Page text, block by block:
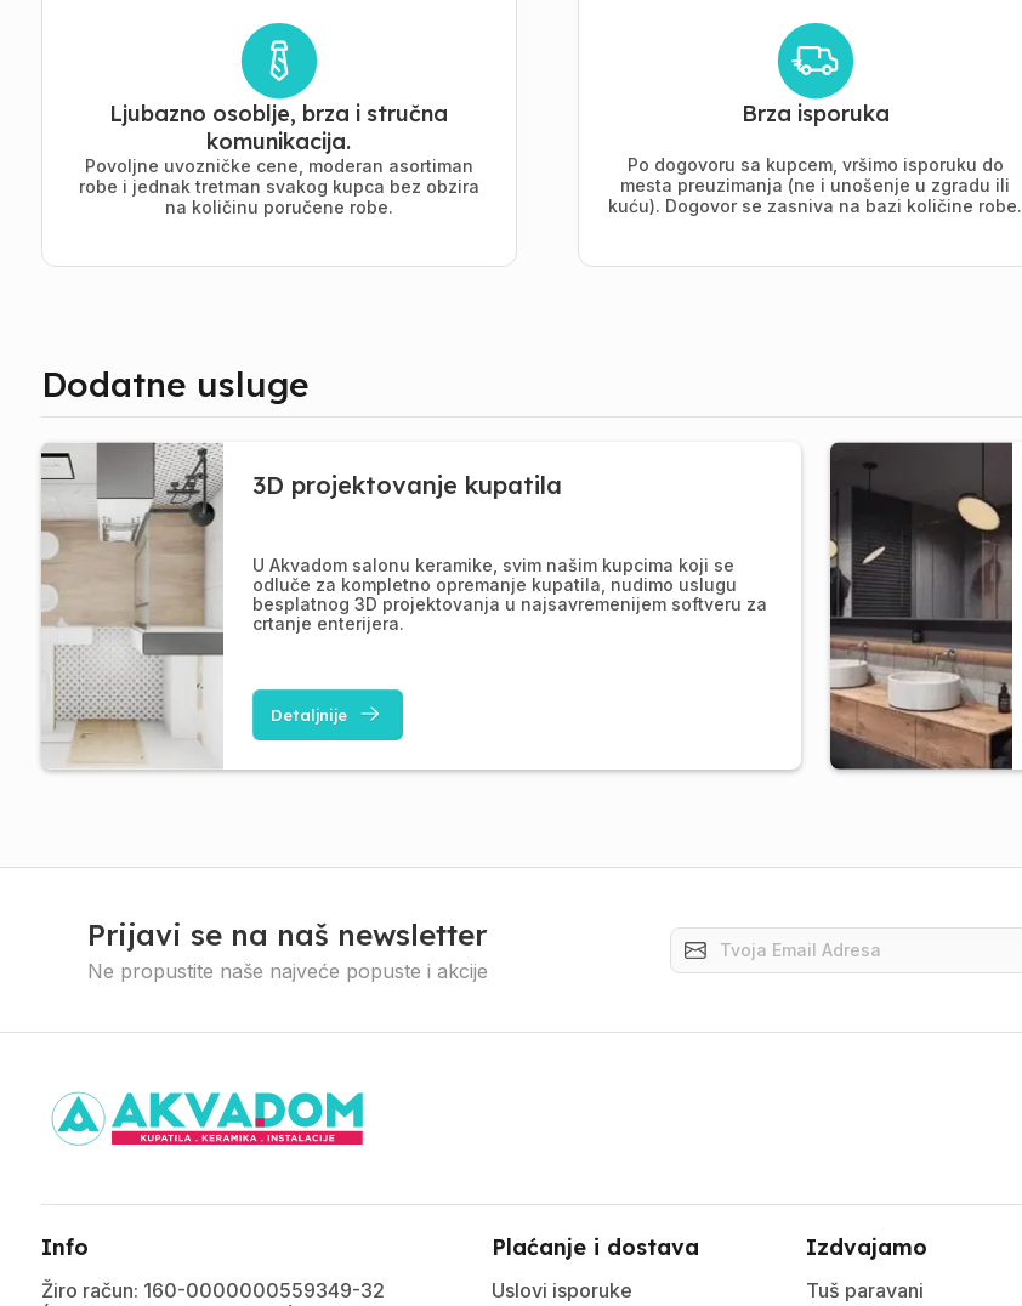
Ljubazno osoblje, brza i stručna
komunikacija.
Povoljne uvozničke cene, moderan asortiman
robe i jednak tretman svakog kupca bez obzira
na količinu poručene robe.
Brza isporuka
Po dogovoru sa kupcem, vršimo isporuku do
mesta preuzimanja (ne i unošenje u zgradu ili
kuću). Dogovor se zasniva na bazi količine robe.
Dodatne usluge
3D projektovanje kupatila
U Akvadom salonu keramike, svim našim kupcima koji se
odluče za kompletno opremanje kupatila, nudimo uslugu
besplatnog 3D projektovanja u najsavremenijem softveru za
crtanje enterijera.
Detaljnije
Prijavi se na naš newsletter
Ne propustite naše najveće popuste i akcije
Info
Žiro račun: 160-0000000559349-32
Plaćanje i dostava
Uslovi isporuke
Izdvajamo
Tuš paravani